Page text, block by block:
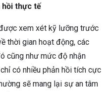
hồi thực tế
xem xét kỹ lưỡng trước
thời gian hoạt động, các
cũng như mức độ nhận
có nhiều phản hồi tích cực
sẽ mang lại sự an tâm